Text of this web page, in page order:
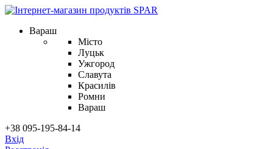
Вараш
Місто
Луцьк
Ужгород
Славута
Красилів
Ромни
Вараш
+38 095-195-84-14
Вхід